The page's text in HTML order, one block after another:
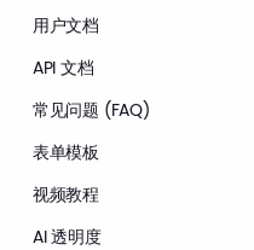
用户文档
API 文档
常见问题 (FAQ)
表单模板
视频教程
AI 透明度